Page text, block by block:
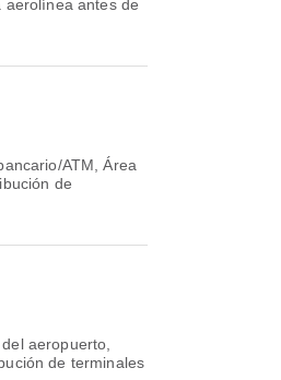
ATM, Área
de
aeropuerto,
de terminales